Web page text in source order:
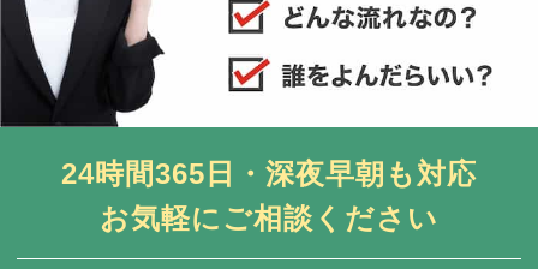
24時間365日・深夜早朝も対応
お気軽にご相談ください